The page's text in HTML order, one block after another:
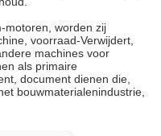
motoren, worden zij
voorraad-Verwijdert,
machines voor
als primaire
document dienen die,
bouwmaterialenindustrie,